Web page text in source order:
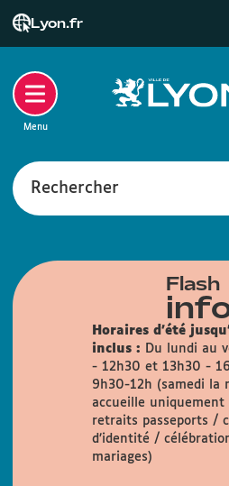
Lyon.fr
Rechercher
Menu
Flash
Horaires d'été
inclus :
Du lundi au
- 12h30 et 13h30 -
9h30-12h (samedi la
accueille uniquement
retraits passeports /
d’identité /
mariages)